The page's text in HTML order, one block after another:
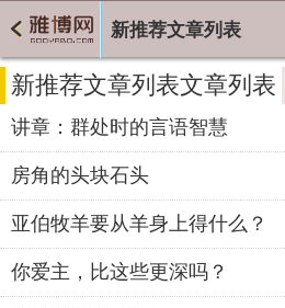
新推荐文章列表
新推荐文章列表文章列表
讲章：群处时的言语智慧
房角的头块石头
亚伯牧羊要从羊身上得什么？
你爱主，比这些更深吗？